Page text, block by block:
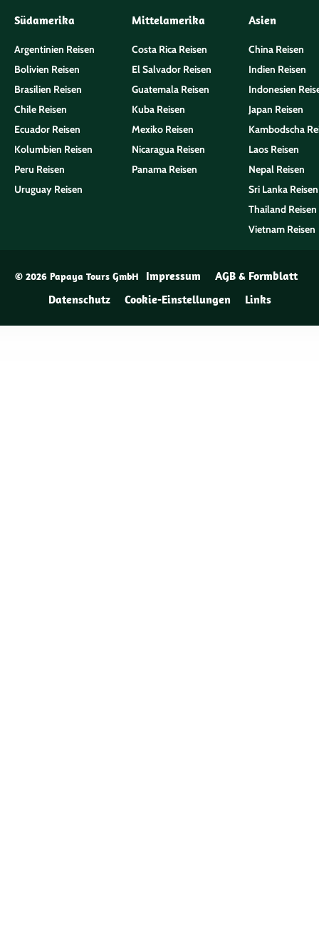
Südamerika
Argentinien Reisen
Bolivien Reisen
Brasilien Reisen
Chile Reisen
Ecuador Reisen
Kolumbien Reisen
Peru Reisen
Uruguay Reisen
Mittelamerika
Costa Rica Reisen
El Salvador Reisen
Guatemala Reisen
Kuba Reisen
Mexiko Reisen
Nicaragua Reisen
Panama Reisen
Asien
China Reisen
Indien Reisen
Indonesien
Japan Reisen
Kambodscha
Laos Reisen
Nepal Reisen
Sri Lanka Reisen
Thailand Reisen
Vietnam Reisen
© 2026 Papaya Tours GmbH Impressum
AGB & Formblatt
Datenschutz
Cookie-Einstellungen Links